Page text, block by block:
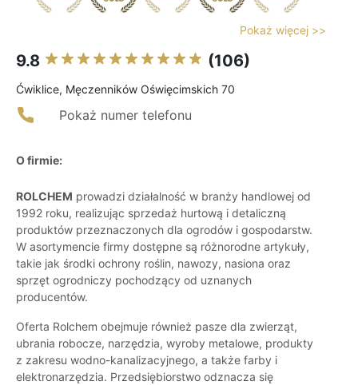
Pokaż więcej >>
9.8 (106)
Ćwiklice, Męczenników Oświęcimskich 70
Pokaż numer telefonu
O firmie:
ROLCHEM prowadzi działalność w branży handlowej od
1992 roku, realizując sprzedaż hurtową i detaliczną
produktów przeznaczonych dla ogrodów i gospodarstw.
W asortymencie firmy dostępne są różnorodne artykuły,
takie jak środki ochrony roślin, nawozy, nasiona oraz
sprzęt ogrodniczy pochodzący od uznanych
producentów.
Oferta Rolchem obejmuje również pasze dla zwierząt,
ubrania robocze, narzędzia, wyroby metalowe, produkty
z zakresu wodno-kanalizacyjnego, a także farby i
elektronarzędzia. Przedsiębiorstwo odznacza się